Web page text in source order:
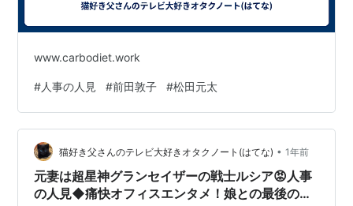
www.carbodiet.work
#人事の人見 #前田敦子 #松田元太
猫好き父さんのテレビ大好きオタクノート(はてな) • 1年前
元妻は超星神グランセイザーの戦士ルシア😡人事
の人見◆痛快オフィスエンタメ！娘との最後の１